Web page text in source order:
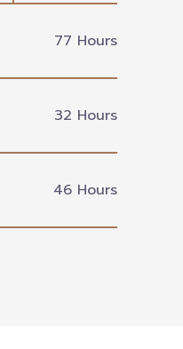
ะ
87 Hours
36 Hours
52 Hours